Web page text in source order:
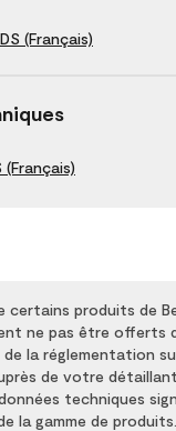
(Français)
(Français)
certains produits de
ne pas être offerts
la réglementation
de votre
techniques
la gamme de